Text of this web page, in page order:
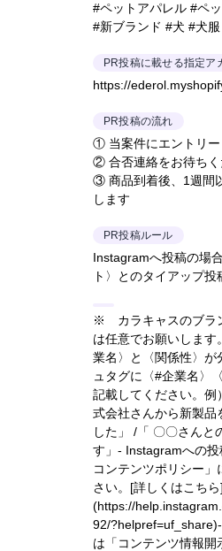
#ペットアパレル #ペ
#新ブランド #犬 #犬
PR投稿に載せる指定ア
https://
PR投稿の流れ
① 当案件にエントリー
② 合否連絡をお待ちく
③ 商品到着後、1週間
します
PR投稿ルール
Instagramへ投稿の場
ト〉とのタイアップ投
※ カラキャスのブラ
は任意でお願いしま
業名〉と〈関係性〉が
ュタグに〈#企業名〉
記載してください。 例
式会社さんから新製品
した」 /「 〇〇さんと
す」 - Instagramへの投
コンテンツポリシー
さい。 [詳しくはこちら]
(https://
92/?helpref=uf_share)
は「コンテンツ情報開